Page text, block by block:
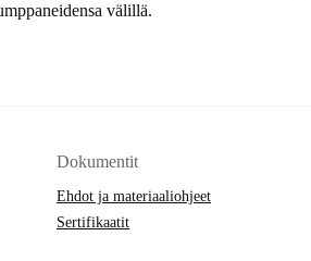
välillä.
Dokumentit
Ehdot ja materiaaliohjeet
Sertifikaatit